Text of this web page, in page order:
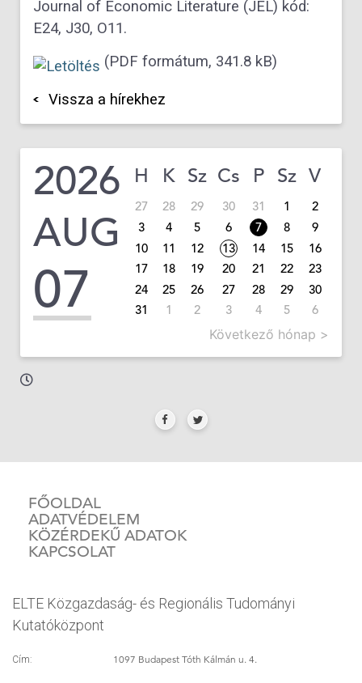
Journal of Economic Literature (JEL) kód:
E24, J30, O11.
(PDF formátum, 341.8 kB)
Vissza a hírekhez
2026
AUG
07
H K Sz Cs P Sz V
27 28 29 30 31 1
2
3
4 5 6 7 8
9
10
11 12 13 14 15
16
17
18 19 20 21 22
23
24
25 26 27 28 29
30
31
1 2 3 4 5 6
Következő hónap >
FŐOLDAL
ADATVÉDELEM
KÖZÉRDEKŰ ADATOK
KAPCSOLAT
ELTE Közgazdaság- és Regionális Tudományi
Kutatóközpont
Cím: 1097 Budapest Tóth Kálmán u. 4.